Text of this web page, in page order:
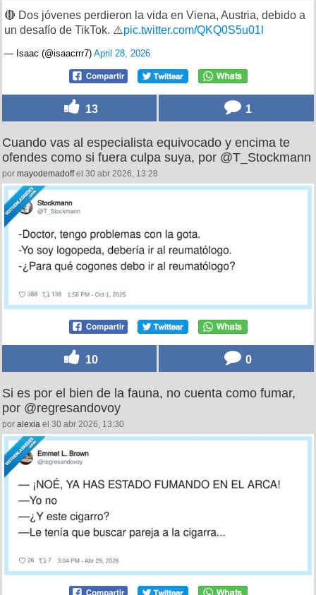
🔴 Dos jóvenes perdieron la vida en Viena, Austria, debido a
un desafío de TikTok. ⚠️pic.twitter.com/QKQ0S5u01l
— Isaac (@isaacrrr7) April 28, 2026
13 1
Cuando vas al especialista equivocado y encima te
ofendes como si fuera culpa suya, por @T_Stockmann
por mayodemadoffel 30 abr 2026, 13:28
10 0
Si es por el bien de la fauna, no cuenta como fumar,
por @regresandovoy
por alexia el 30 abr 2026, 13:30